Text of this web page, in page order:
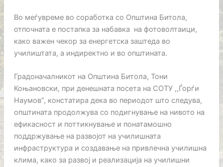
Во меѓувреме во соработка со Општина Битола,
отпочната е постапка за набавка на фотоволтаици,
како важен чекор за енергетска заштеда во
училиштата, а индиректно и во општината.
Градоначалникот на Општина Битола, Тони
Коњановски, при денешната посета на СОТУ ,,Ѓорѓи
Наумов”, констатира дека во периодот што следува,
општината продолжува со подигнување на нивото на
ефикасност и поттикнување и понатамошно
поддржување на развојот на училишната
инфраструктура и создавање на привлечна училишна
клима, како за развој и реализација на училишни